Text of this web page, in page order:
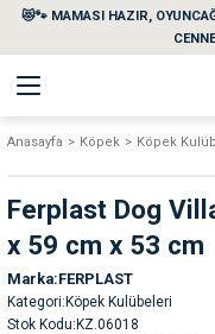
😻🐾 MAMASI HAZIR,
Temizlik Ürünleri
Anasayfa Köpek Köpek
Ferplast Dog
x 59 cm x 53 cm
Marka FERPLAST
Kategori Köpek Kulübeleri
Stok Kodu KZ.06018